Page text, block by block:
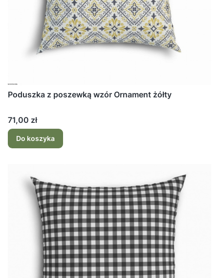
Poduszka z poszewką wzór Ornament żółty
Cena
71,00 zł
Do koszyka